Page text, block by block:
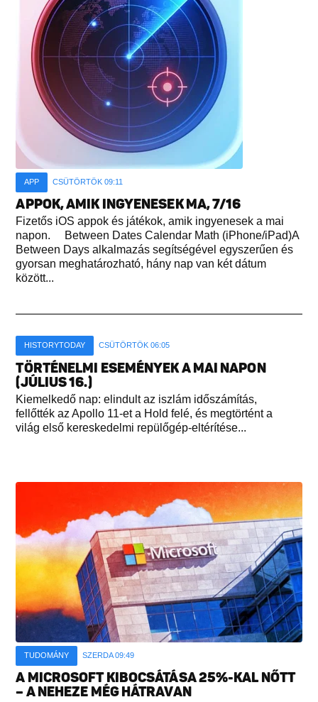
APP CSÜTÖRTÖK 09:11
APPOK, AMIK INGYENESEK MA, 7/16
Fizetős iOS appok és játékok, amik ingyenesek a mai
napon. Between Dates Calendar Math (iPhone/iPad)A
Between Days alkalmazás segítségével egyszerűen és
gyorsan meghatározható, hány nap van két dátum
között...
HISTORYTODAY CSÜTÖRTÖK 06:05
TÖRTÉNELMI ESEMÉNYEK A MAI NAPON
(JÚLIUS 16.)
Kiemelkedő nap: elindult az iszlám időszámítás,
fellőtték az Apollo 11-et a Hold felé, és megtörtént a
világ első kereskedelmi repülőgép-eltérítése...
TUDOMÁNY SZERDA 09:49
A MICROSOFT KIBOCSÁTÁSA 25%-KAL NŐTT
– A NEHEZE MÉG HÁTRAVAN